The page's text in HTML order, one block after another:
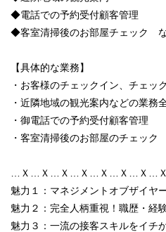
◆電話での予約受付顧客管理
◆客室清掃後のお部屋チェック
【具体的な業務】
・お客様のチェックイン、チェッ
・近隣地域の観光案内などの業務
・御電話での予約受付顧客管理
・客室清掃後のお部屋のチェッ
…Ｘ…Ｘ…Ｘ…Ｘ…Ｘ…Ｘ…Ｘ…
魅力１：マネジメントオブザイヤ
魅力２：完全人柄重視！職歴・経
魅力３：一流の接客スキルをイチ